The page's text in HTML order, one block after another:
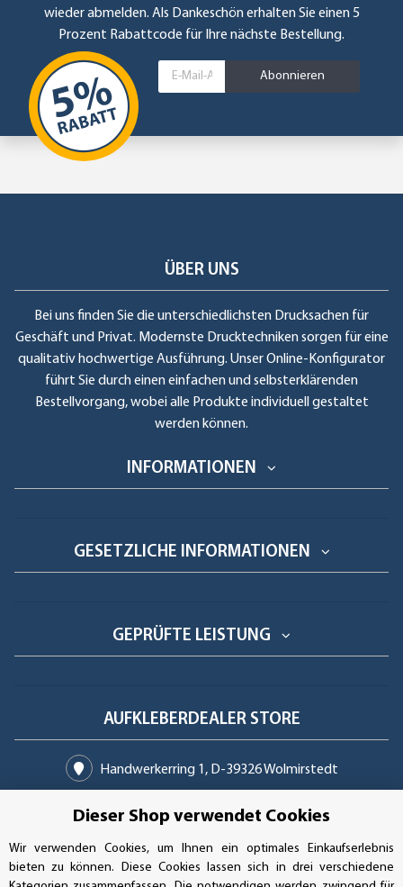
wieder abmelden. Als Dankeschön erhalten Sie einen 5
Prozent Rabattcode für Ihre nächste Bestellung.
Abonnieren
ÜBER UNS
Bei uns finden Sie die unterschiedlichsten Drucksachen für
Geschäft und Privat. Modernste Drucktechniken sorgen für eine
qualitativ hochwertige Ausführung. Unser Online-Konfigurator
führt Sie durch einen einfachen und selbsterklärenden
Bestellvorgang, wobei alle Produkte individuell gestaltet
werden können.
INFORMATIONEN
GESETZLICHE INFORMATIONEN
GEPRÜFTE LEISTUNG
AUFKLEBERDEALER STORE
Handwerkerring 1, D-39326 Wolmirstedt
Bestellungen/Support: +49 (0)39-201-28-98-10
Buchhaltung: +49 (0)39-201-28-98-17
Dieser Shop verwendet Cookies
Wir verwenden Cookies, um Ihnen ein optimales Einkaufserlebnis
bieten zu können. Diese Cookies lassen sich in drei verschiedene